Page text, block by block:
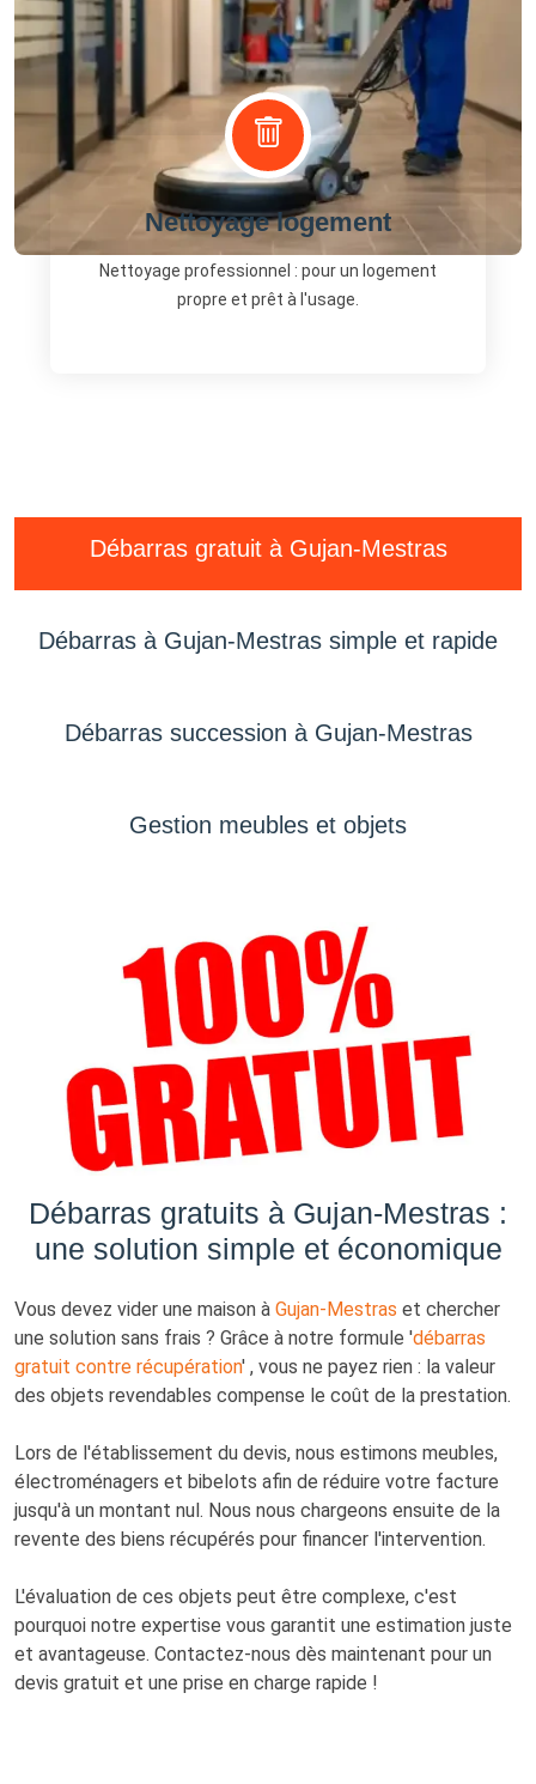
Nettoyage logement
Nettoyage professionnel : pour un logement
propre et prêt à l'usage.
Débarras gratuit à Gujan-Mestras
Débarras à Gujan-Mestras simple et rapide
Débarras succession à Gujan-Mestras
Gestion meubles et objets
Débarras gratuits à Gujan-Mestras :
une solution simple et économique
Vous devez vider une maison à Gujan-Mestras et chercher
une solution sans frais ? Grâce à notre formule 'débarras
gratuit contre récupération' , vous ne payez rien : la valeur
des objets revendables compense le coût de la prestation.
Lors de l'établissement du devis, nous estimons meubles,
électroménagers et bibelots afin de réduire votre facture
jusqu'à un montant nul. Nous nous chargeons ensuite de la
revente des biens récupérés pour financer l'intervention.
L'évaluation de ces objets peut être complexe, c'est
pourquoi notre expertise vous garantit une estimation juste
et avantageuse. Contactez-nous dès maintenant pour un
devis gratuit et une prise en charge rapide !